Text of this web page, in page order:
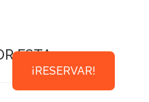
ESTA
¡RESERVAR!